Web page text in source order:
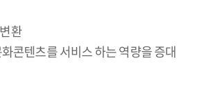
환
콘텐츠를 서비스 하는 역량을 증대